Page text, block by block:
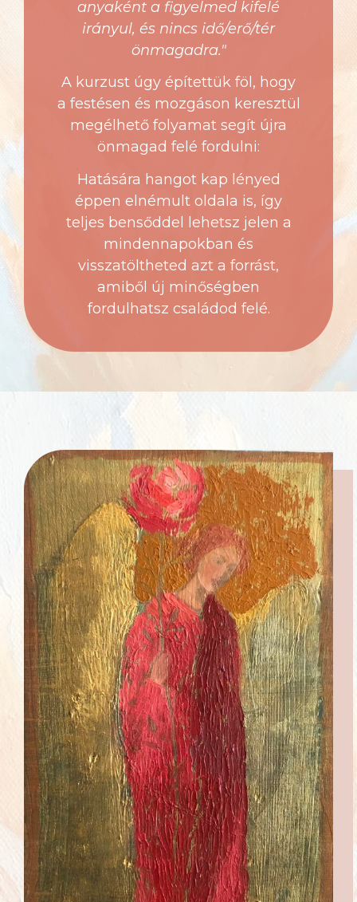
anyaként a figyelmed kifelé
irányul, és nincs idő/erő/tér
önmagadra."
A kurzust úgy építettük föl, hogy
a festésen és mozgáson keresztül
megélhető folyamat segít újra
önmagad felé fordulni:
Hatására hangot kap lényed
éppen elnémult oldala is, így
teljes bensőddel lehetsz jelen a
mindennapokban és
visszatöltheted azt a forrást,
amiből új minőségben
fordulhatsz családod felé.